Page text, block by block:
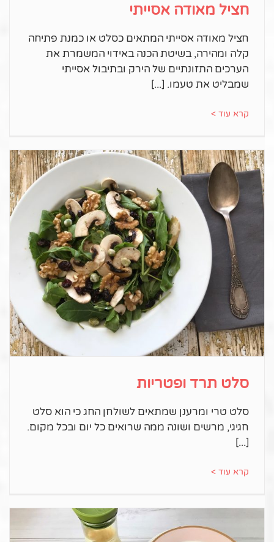
חציל מאודה אסייתי
חציל מאודה אסייתי המתאים כסלט או כמנת פתיחה
קלה ומהירה, בשיטת הכנה באידוי המשמרת את
הערכים התזונתיים של הירק ובתיבול אסייתי
שמבליט את טעמו.
קרא עוד >
סלט תרד ופטריות
סלט טרי ומרענן שמתאים לשולחן החג כי הוא סלט
חגיגי, מרשים ושונה ממה שרואים כל יום ובכל מקום.
קרא עוד >